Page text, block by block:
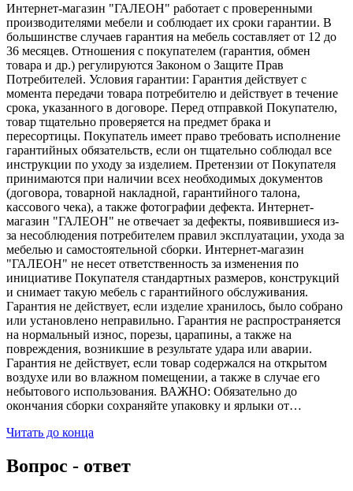
Интернет-магазин "ГАЛЕОН" работает с проверенными
производителями мебели и соблюдает их сроки гарантии. В
большинстве случаев гарантия на мебель составляет от 12 до
36 месяцев. Отношения с покупателем (гарантия, обмен
товара и др.) регулируются Законом о Защите Прав
Потребителей. Условия гарантии: Гарантия действует с
момента передачи товара потребителю и действует в течение
срока, указанного в договоре. Перед отправкой Покупателю,
товар тщательно проверяется на предмет брака и
пересортицы. Покупатель имеет право требовать исполнение
гарантийных обязательств, если он тщательно соблюдал все
инструкции по уходу за изделием. Претензии от Покупателя
принимаются при наличии всех необходимых документов
(договора, товарной накладной, гарантийного талона,
кассового чека), а также фотографии дефекта. Интернет-
магазин "ГАЛЕОН" не отвечает за дефекты, появившиеся из-
за несоблюдения потребителем правил эксплуатации, ухода за
мебелью и самостоятельной сборки. Интернет-магазин
"ГАЛЕОН" не несет ответственность за изменения по
инициативе Покупателя стандартных размеров, конструкций
и снимает такую мебель с гарантийного обслуживания.
Гарантия не действует, если изделие хранилось, было собрано
или установлено неправильно. Гарантия не распространяется
на нормальный износ, порезы, царапины, а также на
повреждения, возникшие в результате удара или аварии.
Гарантия не действует, если товар содержался на открытом
воздухе или во влажном помещении, а также в случае его
небытового использования. ВАЖНО: Обязательно до
окончания сборки сохраняйте упаковку и ярлыки от…
Читать до конца
Вопрос - ответ